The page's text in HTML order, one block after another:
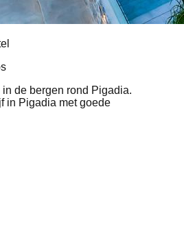
de bergen rond Pigadia.
in Pigadia met goede